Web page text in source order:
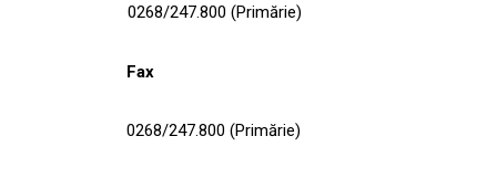
0268/247.800 (Primărie)
Fax
0268/247.800 (Primărie)